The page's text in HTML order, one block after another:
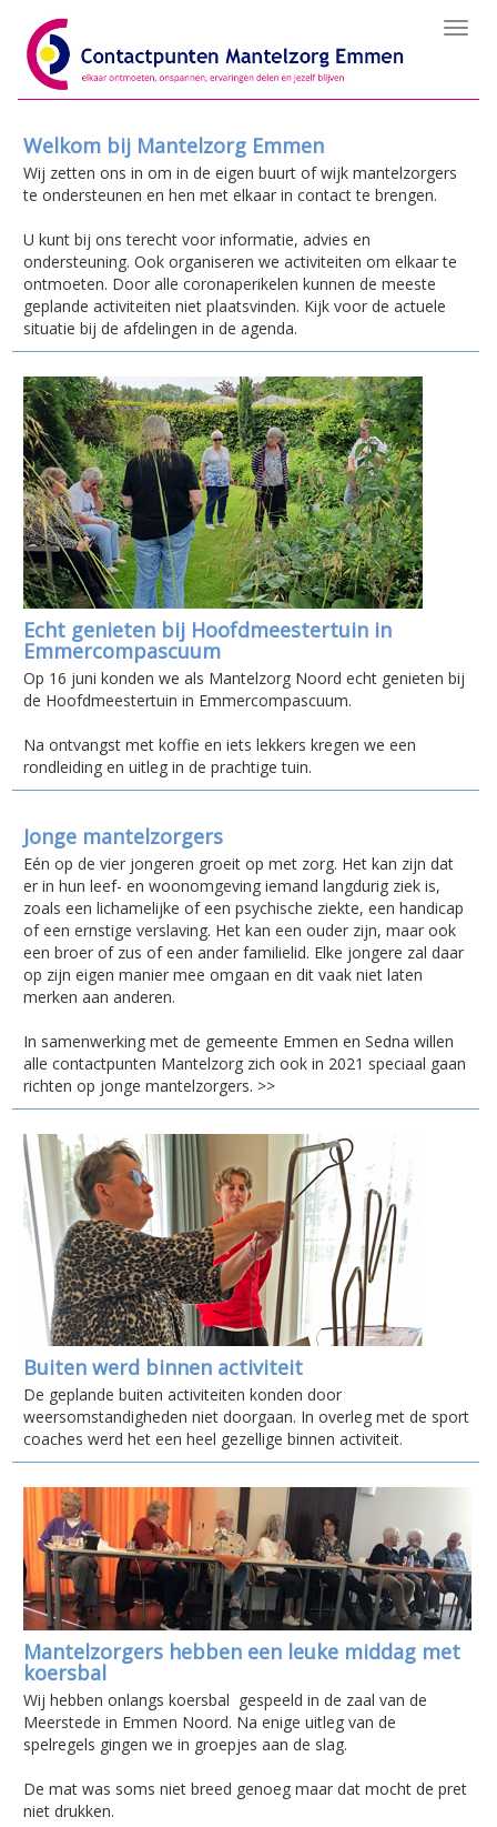
Welkom bij Mantelzorg Emmen
Wij zetten ons in om in de eigen buurt of wijk mantelzorgers
te ondersteunen en hen met elkaar in contact te brengen.
U kunt bij ons terecht voor informatie, advies en
ondersteuning. Ook organiseren we activiteiten om elkaar te
ontmoeten. Door alle coronaperikelen kunnen de meeste
geplande activiteiten niet plaatsvinden. Kijk voor de actuele
situatie bij de afdelingen in de agenda.
Echt genieten bij Hoofdmeestertuin in
Emmercompascuum
Op 16 juni konden we als Mantelzorg Noord echt genieten bij
de Hoofdmeestertuin in Emmercompascuum.
Na ontvangst met koffie en iets lekkers kregen we een
rondleiding en uitleg in de prachtige tuin.
Jonge mantelzorgers
Eén op de vier jongeren groeit op met zorg. Het kan zijn dat
er in hun leef- en woonomgeving iemand langdurig ziek is,
zoals een lichamelijke of een psychische ziekte, een handicap
of een ernstige verslaving. Het kan een ouder zijn, maar ook
een broer of zus of een ander familielid. Elke jongere zal daar
op zijn eigen manier mee omgaan en dit vaak niet laten
merken aan anderen.
In samenwerking met de gemeente Emmen en Sedna willen
alle contactpunten Mantelzorg zich ook in 2021 speciaal gaan
richten op jonge mantelzorgers. >>
Buiten werd binnen activiteit
De geplande buiten activiteiten konden door
weersomstandigheden niet doorgaan. In overleg met de sport
coaches werd het een heel gezellige binnen activiteit.
Mantelzorgers hebben een leuke middag met
koersbal
Wij hebben onlangs koersbal gespeeld in de zaal van de
Meerstede in Emmen Noord. Na enige uitleg van de
spelregels gingen we in groepjes aan de slag.
De mat was soms niet breed genoeg maar dat mocht de pret
niet drukken.